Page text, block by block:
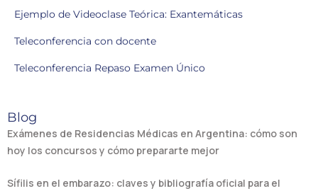
Ejemplo de Videoclase Teórica: Exantemáticas
Teleconferencia con docente
Teleconferencia Repaso Examen Único
Blog
Exámenes de Residencias Médicas en Argentina: cómo son
hoy los concursos y cómo prepararte mejor
Sífilis en el embarazo: claves y bibliografía oficial para el